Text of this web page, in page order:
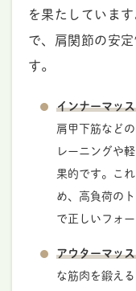
を果たしていま
で、肩関節の安
す。
インナーマッ
肩甲下筋など
レーニングや
果的です。こ
め、高負荷の
で正しいフォ
アウターマッ
な筋肉を鍛え